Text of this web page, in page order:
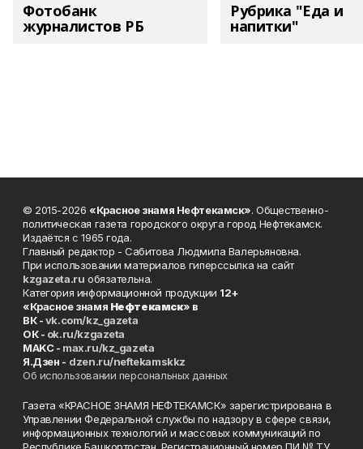
Фотобанк
журналистов РБ
Рубрика "Еда и
напитки"
© 2015-2026 «Красное знамя Нефтекамск». Общественно-
политическая газета городского округа город Нефтекамск.
Издаётся с 1965 года.
Главный редактор - Сабитова Людмила Валерьяновна.
При использовании материалов гиперссылка на сайт
kzgazeta.ru обязательна.
Категория информационной продукции 12+
«Красное знамя Нефтекамск» в
ВК -vk.com/kz_gazeta
ОК - ok.ru/kzgazeta
MAKC - max.ru/kz_gazeta
Я.Дзен - dzen.ru/neftekamskkz
Об использовании персональных данных
Газета «КРАСНОЕ ЗНАМЯ НЕФТЕКАМСК» зарегистрирована в
Управлении Федеральной службы по надзору в сфере связи,
информационных технологий и массовых коммуникаций по